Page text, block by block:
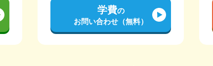
学費の
お問い合わせ（無料）